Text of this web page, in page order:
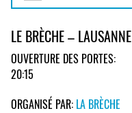
LE BRÈCHE – LAUSANNE
OUVERTURE DES PORTES:
20:15
ORGANISÉ PAR: LA BRÈCHE